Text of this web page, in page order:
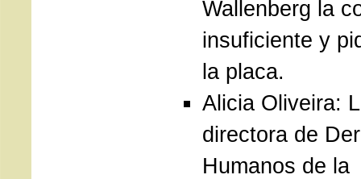
Wallenberg la
insuficiente y
la placa.
Alicia Oliveira:
directora de
Humanos de la